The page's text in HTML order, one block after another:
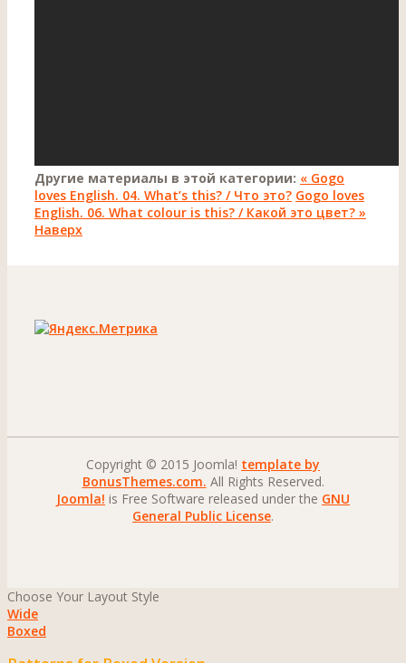
Другие материалы в этой категории: « Gogo
loves English. 04. What’s this? / Что это? Gogo loves
English. 06. What colour is this? / Какой это цвет? »
Наверх
Copyright © 2015 Joomla! template by
BonusThemes.com. All Rights Reserved.
Joomla! is Free Software released under the GNU
General Public License.
Choose Your Layout Style
Wide
Boxed